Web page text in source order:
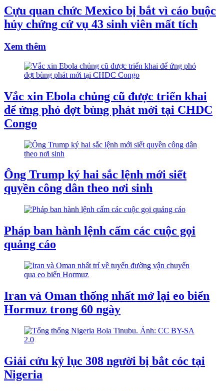
Cựu quan chức Mexico bị bắt vì cáo buộc
hủy chứng cứ vụ 43 sinh viên mất tích
Xem thêm
Vắc xin Ebola chủng cũ được triển khai
để ứng phó đợt bùng phát mới tại CHDC
Congo
Ông Trump ký hai sắc lệnh mới siết
quyền công dân theo nơi sinh
Pháp ban hành lệnh cấm các cuộc gọi
quảng cáo
Iran và Oman thống nhất mở lại eo biển
Hormuz trong 60 ngày
Giải cứu kỷ lục 308 người bị bắt cóc tại
Nigeria